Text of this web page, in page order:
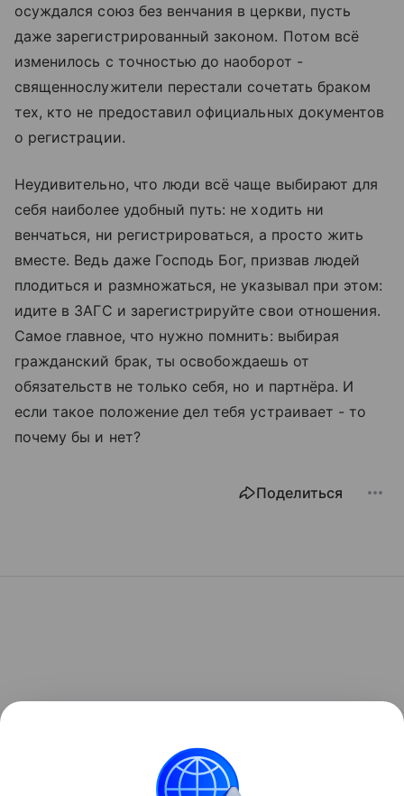
осуждался союз без венчания в церкви, пусть
даже зарегистрированный законом. Потом всё
изменилось с точностью до наоборот -
священнослужители перестали сочетать браком
тех, кто не предоставил официальных документов
о регистрации.
Неудивительно, что люди всё чаще выбирают для
себя наиболее удобный путь: не ходить ни
венчаться, ни регистрироваться, а просто жить
вместе. Ведь даже Господь Бог, призвав людей
плодиться и размножаться, не указывал при этом:
идите в ЗАГС и зарегистрируйте свои отношения.
Самое главное, что нужно помнить: выбирая
гражданский брак, ты освобождаешь от
обязательств не только себя, но и партнёра. И
если такое положение дел тебя устраивает - то
почему бы и нет?
Поделиться